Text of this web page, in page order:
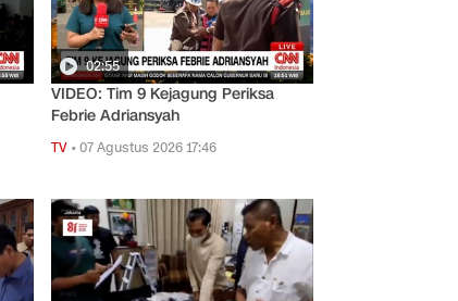
02:55
VIDEO: Tim 9 Kejagung Periksa
Febrie Adriansyah
TV•07 Agustus 2026 17:46